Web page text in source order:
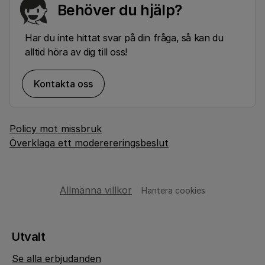
Behöver du hjälp?
Har du inte hittat svar på din fråga, så kan du
alltid höra av dig till oss!
Kontakta oss
Policy mot missbruk
Överklaga ett moderereringsbeslut
Allmänna villkor Hantera cookies
Utvalt
Se alla erbjudanden